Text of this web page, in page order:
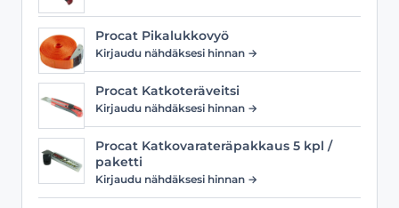
Procat Pikalukkovyö
Kirjaudu nähdäksesi hinnan →
Procat Katkoteräveitsi
Kirjaudu nähdäksesi hinnan →
Procat Katkovarateräpakkaus 5 kpl /
paketti
Kirjaudu nähdäksesi hinnan →